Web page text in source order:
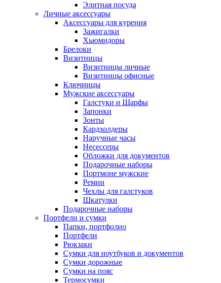
Элитная посуда
Личные аксессуары
Аксессуары для курения
Зажигалки
Хьюмидоры
Брелоки
Визитницы
Визитницы личные
Визитницы офисные
Ключницы
Мужские аксессуары
Галстуки и Шарфы
Запонки
Зонты
Кардхолдеры
Наручные часы
Несессеры
Обложки для документов
Подарочные наборы
Портмоне мужские
Ремни
Чехлы для галстуков
Шкатулки
Подарочные наборы
Портфели и сумки
Папки, портфолио
Портфели
Рюкзаки
Сумки для ноутбуков и документов
Сумки дорожные
Сумки на пояс
Термосумки